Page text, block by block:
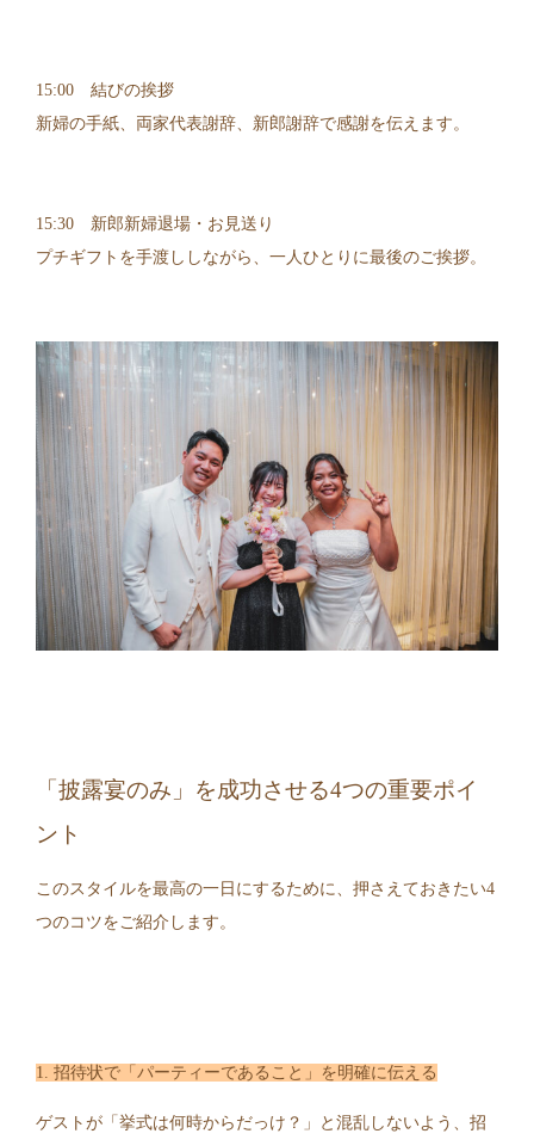
15:00 結びの挨拶
新婦の手紙、両家代表謝辞、新郎謝辞で感謝を伝えます。
15:30 新郎新婦退場・お見送り
プチギフトを手渡ししながら、一人ひとりに最後のご挨拶。
「披露宴のみ」を成功させる4つの重要ポイ
ント
このスタイルを最高の一日にするために、押さえておきたい4
つのコツをご紹介します。
1. 招待状で「パーティーであること」を明確に伝える
ゲストが「挙式は何時からだっけ？」と混乱しないよう、招